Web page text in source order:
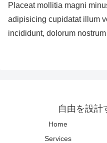
Placeat mollitia magni
adipisicing cupidatat illum
incididunt, dolorum
自由を設計
Home
Services